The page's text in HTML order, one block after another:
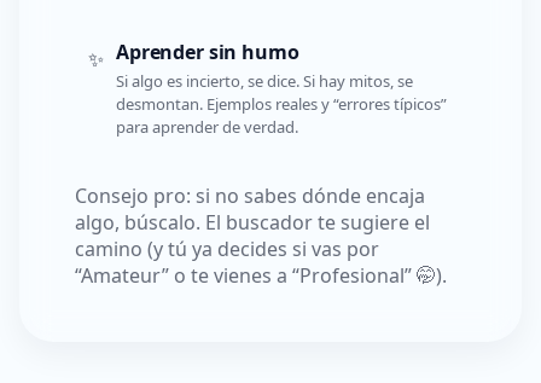
✨ Aprender sin humo
Si algo es incierto, se dice. Si hay mitos, se
desmontan. Ejemplos reales y “errores típicos”
para aprender de verdad.
Consejo pro: si no sabes dónde encaja
algo, búscalo. El buscador te sugiere el
camino (y tú ya decides si vas por
“Amateur” o te vienes a “Profesional” 🤭).